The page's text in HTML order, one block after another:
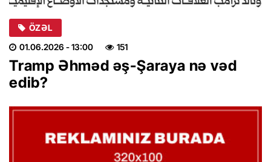
ÖZƏL
01.06.2026 - 13:00 151
Tramp Əhməd əş-Şaraya nə vəd
edib?